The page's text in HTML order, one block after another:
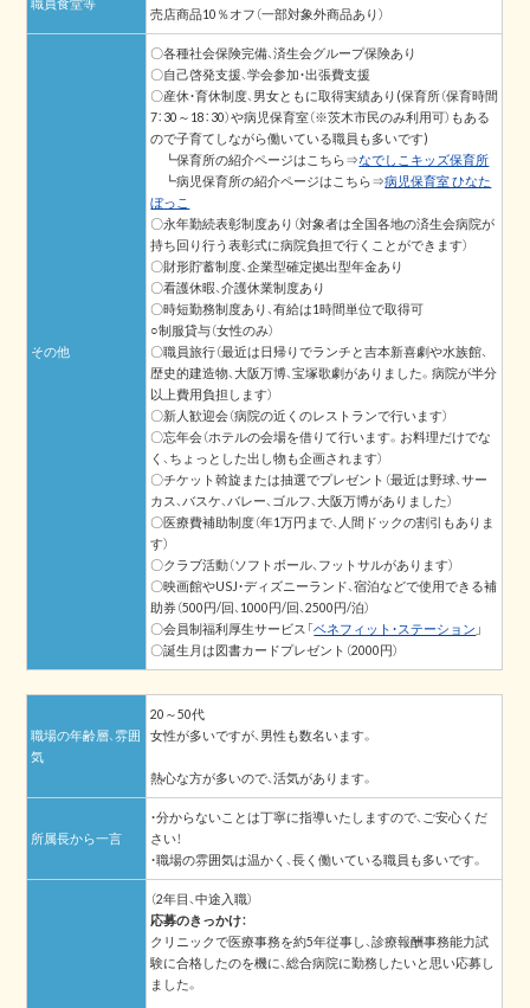
売店商品10％オフ（一部対象外商品あり）
その他
〇各種社会保険完備、済生会グループ保険あり
〇自己啓発支援、学会参加・出張費支援
〇産休・育休制度、男女ともに取得実績あり(保育所（保育時間
7：30～18：30）や病児保育室（※茨木市民のみ利用可）もある
ので子育てしながら働いている職員も多いです)
┗保育所の紹介ページはこちら⇒なでしこキッズ保育所
┗病児保育所の紹介ページはこちら⇒病児保育室 ひなた
ぼっこ
〇永年勤続表彰制度あり（対象者は全国各地の済生会病院が
持ち回り行う表彰式に病院負担で行くことができます）
〇財形貯蓄制度、企業型確定拠出型年金あり
〇看護休暇、介護休業制度あり
〇時短勤務制度あり、有給は1時間単位で取得可
○制服貸与（女性のみ）
〇職員旅行（最近は日帰りでランチと吉本新喜劇や水族館、
歴史的建造物、大阪万博、宝塚歌劇がありました。病院が半分
以上費用負担します）
〇新人歓迎会（病院の近くのレストランで行います）
〇忘年会（ホテルの会場を借りて行います。お料理だけでな
く、ちょっとした出し物も企画されます）
〇チケット斡旋または抽選でプレゼント（最近は野球、サー
カス、バスケ、バレー、ゴルフ、大阪万博がありました）
〇医療費補助制度（年1万円まで、人間ドックの割引もありま
す）
〇クラブ活動（ソフトボール、フットサルがあります）
〇映画館やUSJ・ディズニーランド、宿泊などで使用できる補
助券（500円/回、1000円/回、2500円/泊）
〇会員制福利厚生サービス「ベネフィット・ステーション 」
〇誕生月は図書カードプレゼント（2000円）
職場の年齢層、雰囲
気
20～50代
女性が多いですが、男性も数名います。
熱心な方が多いので、活気があります。
所属長から一言
・分からないことは丁寧に指導いたしますので、ご安心くだ
さい！
・職場の雰囲気は温かく、長く働いている職員も多いです。
（2年目、中途入職）
応募のきっかけ：
クリニックで医療事務を約5年従事し、診療報酬事務能力試
験に合格したのを機に、総合病院に勤務したいと思い応募し
ました。